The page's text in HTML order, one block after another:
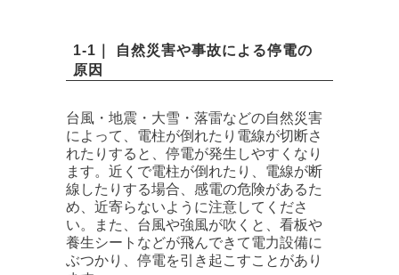
1-1｜ 自然災害や事故による停電の
原因
台風・地震・大雪・落雷などの自然災害
によって、電柱が倒れたり電線が切断さ
れたりすると、停電が発生しやすくなり
ます。近くで電柱が倒れたり、電線が断
線したりする場合、感電の危険があるた
め、近寄らないように注意してくださ
い。また、台風や強風が吹くと、看板や
養生シートなどが飛んできて電力設備に
ぶつかり、停電を引き起こすことがあり